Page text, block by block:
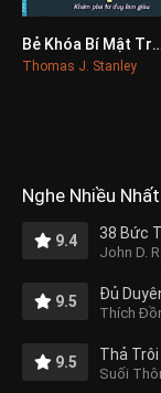
0Bẻ Khóa Bí Mật Triệu Phú
Thomas J. Stanley
Nghe Nhiều Nhất
9.4 38 Bức
John D.
9.5 Đủ
Thích
9.5 Thả
Suối